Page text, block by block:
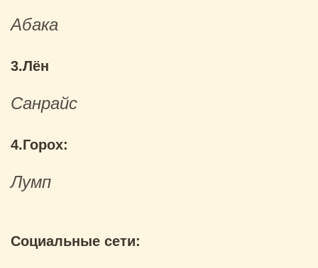
Абака
3.Лён
Санрайс
4.Горох:
Лумп
Социальные сети: